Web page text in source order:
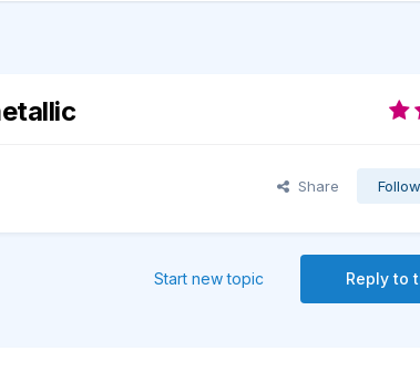
Share
Reply to
Start new topic